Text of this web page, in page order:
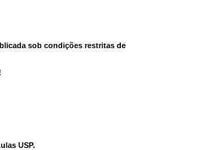
sob condições restritas de
USP.